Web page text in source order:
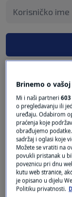
Brinemo o
Mi i naši partneri603
o pregledavanju ili
uređaju. Odabirom
praćenja koje
obrađujemo
sadržaj i oglasi koje
Možete se vratiti na
povukli pristanak u
poveznicu pri dnu
kutu web stranice,
je opisano u dijelu
Politiku privatnosti.